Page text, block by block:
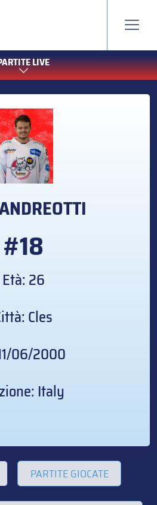
LIVE
#18
Età: 26
Cles
06/2000
Italy
PARTITE GIOCATE